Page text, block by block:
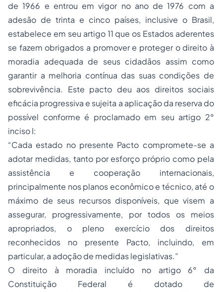
de 1966 e entrou em vigor no ano de 1976 com a
adesão de trinta e cinco países, inclusive o Brasil,
estabelece em seu artigo 11 que os Estados aderentes
se fazem obrigados a promover e proteger o direito à
moradia adequada de seus cidadãos assim como
garantir a melhoria contínua das suas condições de
sobrevivência. Este pacto deu aos direitos sociais
eficácia progressiva e sujeita a aplicação da reserva do
possível conforme é proclamado em seu artigo 2°
inciso I:
“Cada estado no presente Pacto compromete-se a
adotar medidas, tanto por esforço próprio como pela
assistência e cooperação internacionais,
principalmente nos planos econômico e técnico, até o
máximo de seus recursos disponíveis, que visem a
assegurar, progressivamente, por todos os meios
apropriados, o pleno exercício dos direitos
reconhecidos no presente Pacto, incluindo, em
particular, a adoçãode medidas legislativas.”
O direito à moradia incluído no artigo 6° da
Constituição Federal é dotado de